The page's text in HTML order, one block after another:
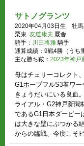
サトノグランツ
2020年04月03日生 牡馬
栗東･友道康夫 厩舎
騎手： 川田将雅 騎手
通算成績：9戦4勝（うち
主な勝ち鞍： 2023年神戸
母はチェリーコレクト
G1ホープフルS3着ワ
きょうだいにいる良血
ライアル・G2神戸新聞
であるG1日本ダービー
は大きな壁にぶつかる
からの臨戦、今度こそ